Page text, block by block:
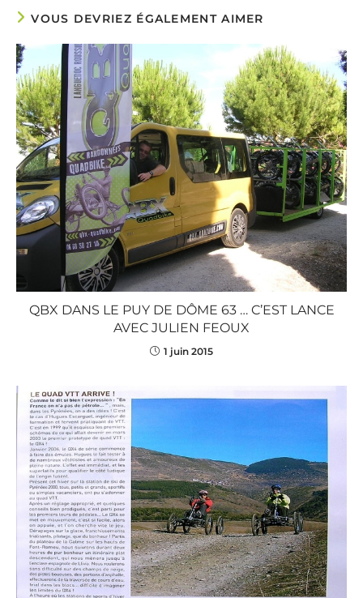
VOUS DEVRIEZ ÉGALEMENT AIMER
QBX DANS LE PUY DE DÔME 63 … C’EST LANCE
AVEC JULIEN FEOUX
1 juin 2015